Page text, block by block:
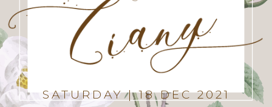
SATURDAY | 18 DEC 2021